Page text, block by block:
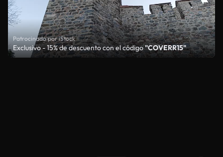
Patrocinado por iStock
Exclusivo - 15% de descuento con el código"COVERR15"